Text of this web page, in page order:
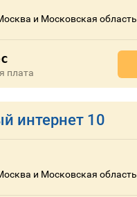
и Московская область
плата
интернет 10
и Московская область